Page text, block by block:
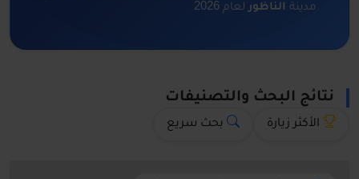
مدينة الناظور لعام 2026
نتائج البحث والتصنيفات
الأكثر زيارة بحث سريع